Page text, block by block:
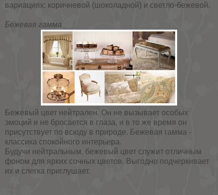
вариациях: коричневой (шоколадной) и светло-бежевой.
Бежевая гамма
Бежевый цвет нейтрален. Он не вызывает особых
эмоций и не бросается в глаза, и в то же время он
присутствует по всюду в природе. Бежевая гамма -
классика спокойного интерьера.
Будучи нейтральным, бежевый цвет служит отличным
фоном для ярких сочных цветов. Выгодно подчеркивает
их и слегка приглушает.